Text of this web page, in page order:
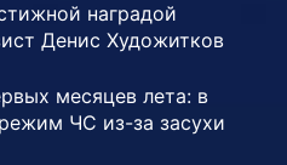
наградой
Денис Художитков
месяцев лета: в
ЧС из-за засухи